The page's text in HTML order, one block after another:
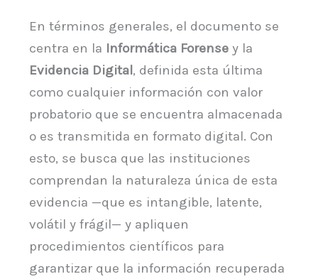
En términos generales, el documento se
centra en la Informática Forense y la
Evidencia Digital, definida esta última
como cualquier información con valor
probatorio que se encuentra almacenada
o es transmitida en formato digital. Con
esto, se busca que las instituciones
comprendan la naturaleza única de esta
evidencia —que es intangible, latente,
volátil y frágil— y apliquen
procedimientos científicos para
garantizar que la información recuperada